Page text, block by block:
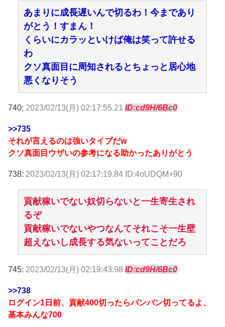
あまりに成長遅いんで切るわ！今まであり
がとう！すまん！
くらいにカラッといけば俺は笑って許せる
わ
クソ真面目に周知されるとちょっと居心地
悪くなりそう
740: 2023/02/13(月) 02:17:55.21 ID:cd9H/6Bc0
>>735
それが言えるのは強いタイプだw
クソ真面目ウザいの参考になる助かったありがとう
738: 2023/02/13(月) 02:17:19.84 ID:4oUDQM+90
貢献稼いでない奴切らないと一生寄生され
るぞ
貢献稼いでないやつなんてそれこそ一生壁
超えないし成長する気ないってことだろ
745: 2023/02/13(月) 02:19:43.98 ID:cd9H/6Bc0
>>738
ログイン1日前、貢献400切ったらバンバン切ってるよ、
基本みんな700